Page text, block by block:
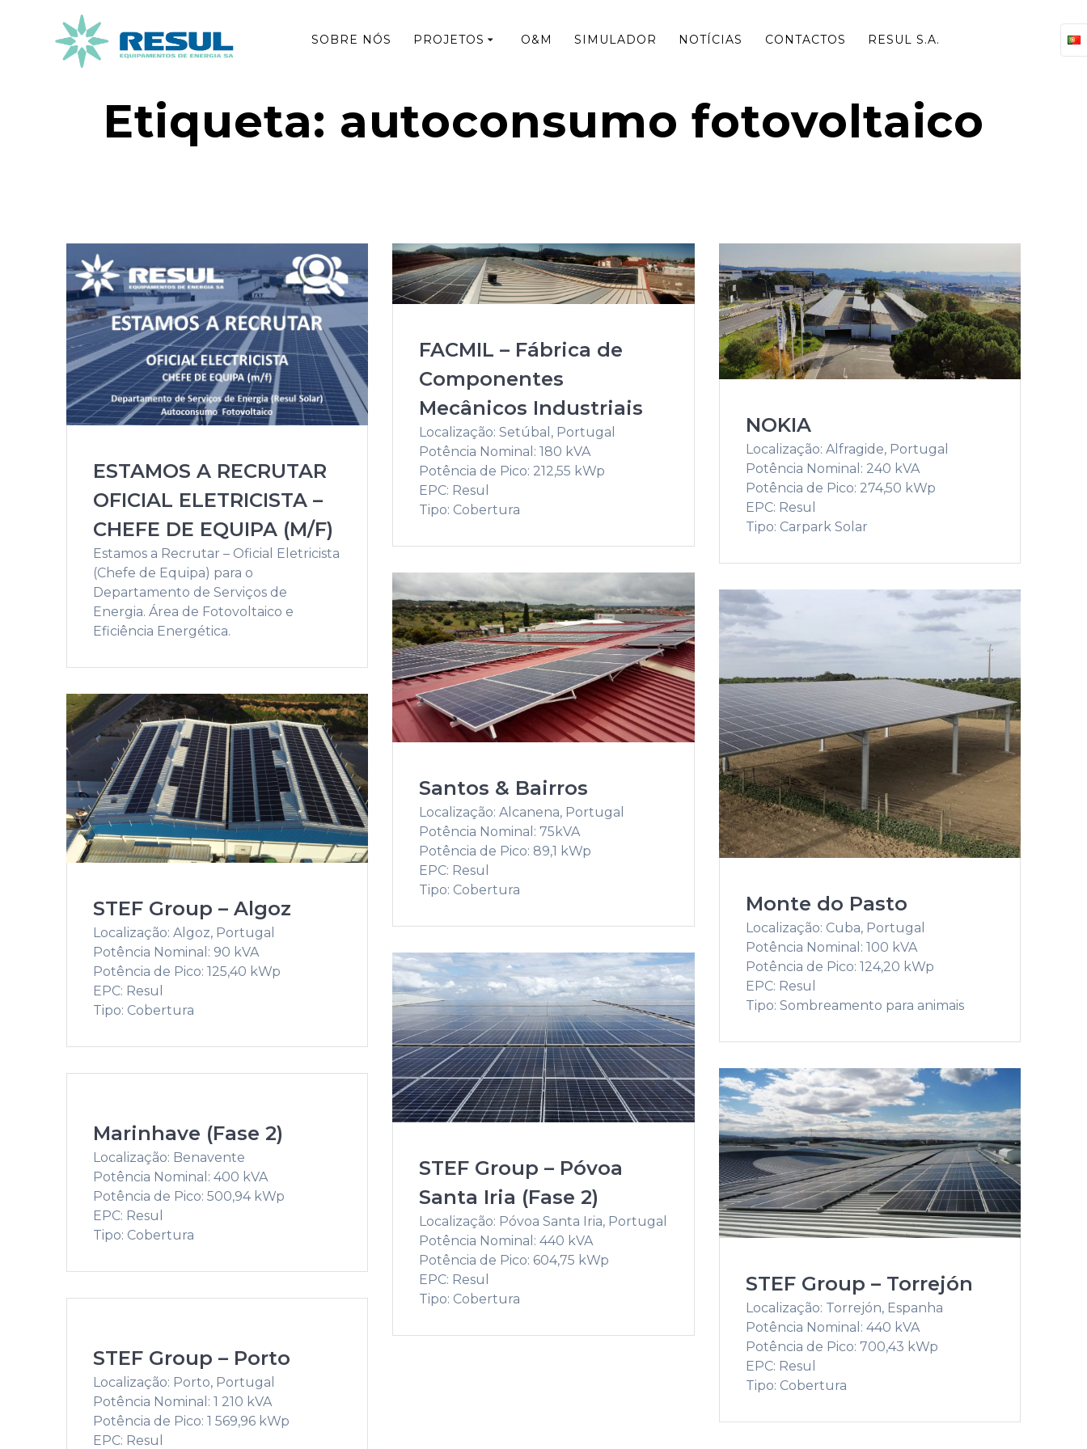
SOBRE NÓS PROJETOS O&M SIMULADOR NOTÍCIAS CONTACTOS RESUL S.A.
Etiqueta: autoconsumo fotovoltaico
ESTAMOS A RECRUTAR
OFICIAL ELETRICISTA –
CHEFE DE EQUIPA (M/F)
Estamos a Recrutar – Oficial Eletricista
(Chefe de Equipa) para o
Departamento de Serviços de
Energia. Área de Fotovoltaico e
Eficiência Energética.
FACMIL – Fábrica de
Componentes
Mecânicos Industriais
Localização: Setúbal, Portugal
Potência Nominal: 180 kVA
Potência de Pico: 212,55 kWp
EPC: Resul
Tipo: Cobertura
NOKIA
Localização: Alfragide, Portugal
Potência Nominal: 240 kVA
Potência de Pico: 274,50 kWp
EPC: Resul
Tipo: Carpark Solar
Santos & Bairros
Localização: Alcanena, Portugal
Potência Nominal: 75kVA
Potência de Pico: 89,1 kWp
EPC: Resul
Tipo: Cobertura
Monte do Pasto
Localização: Cuba, Portugal
Potência Nominal: 100 kVA
Potência de Pico: 124,20 kWp
EPC: Resul
Tipo: Sombreamento para animais
STEF Group – Algoz
Localização: Algoz, Portugal
Potência Nominal: 90 kVA
Potência de Pico: 125,40 kWp
EPC: Resul
Tipo: Cobertura
STEF Group – Póvoa
Santa Iria (Fase 2)
Localização: Póvoa Santa Iria, Portugal
Potência Nominal: 440 kVA
Potência de Pico: 604,75 kWp
EPC: Resul
Tipo: Cobertura
STEF Group – Torrejón
Localização: Torrejón, Espanha
Potência Nominal: 440 kVA
Potência de Pico: 700,43 kWp
EPC: Resul
Tipo: Cobertura
Marinhave (Fase 2)
Localização: Benavente
Potência Nominal: 400 kVA
Potência de Pico: 500,94 kWp
EPC: Resul
Tipo: Cobertura
STEF Group – Porto
Localização: Porto, Portugal
Potência Nominal: 1 210 kVA
Potência de Pico: 1 569,96 kWp
EPC: Resul